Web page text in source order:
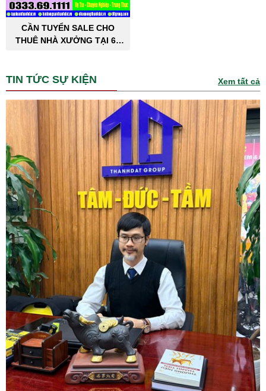
CẦN TUYỂN SALE CHO
THUÊ NHÀ XƯỞNG TẠI 63
TIN TỨC SỰ KIỆN Xem tất cả